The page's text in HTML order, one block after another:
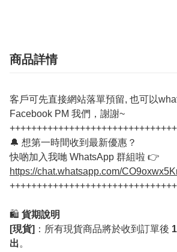
商品詳情
客戶可先直接網站落單預留, 也可以
Facebook PM 我們，謝謝~
🔔 想第一時間收到最新優惠？
快啲加入我哋 WhatsApp 群組啦 👉
https://chat.whatsapp.com/
🛍️ 貨期說明
[現貨] ：所有現貨商品將於收到訂單後
出。